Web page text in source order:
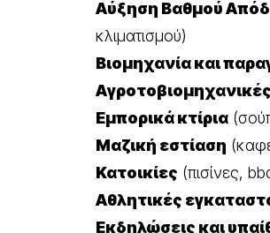
Αύξηση Βαθμού
κλιματισμού)
Βιομηχανία και
Εμπορικά κτίρια
Μαζική εστίαση
Κατοικίες (πισίνες,
Αθλητικές
Εκδηλώσεις και